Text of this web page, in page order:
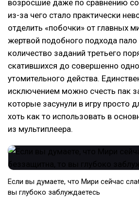
возросшие даже по сравнению со
из-за чего стало практически
отделить «побочки» от главных
жертвой подобного подхода пало
количество заданий третьего
скатившихся до совершенно
утомительного действа.
исключением можно счесть пак
которые засунули в игру просто
хоть как то использовать в
из мультиплеера.
Если вы думаете, что Мири сейчас
вы глубоко заблуждаетесь